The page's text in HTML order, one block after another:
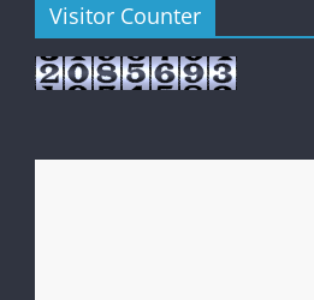
Visitor Counter